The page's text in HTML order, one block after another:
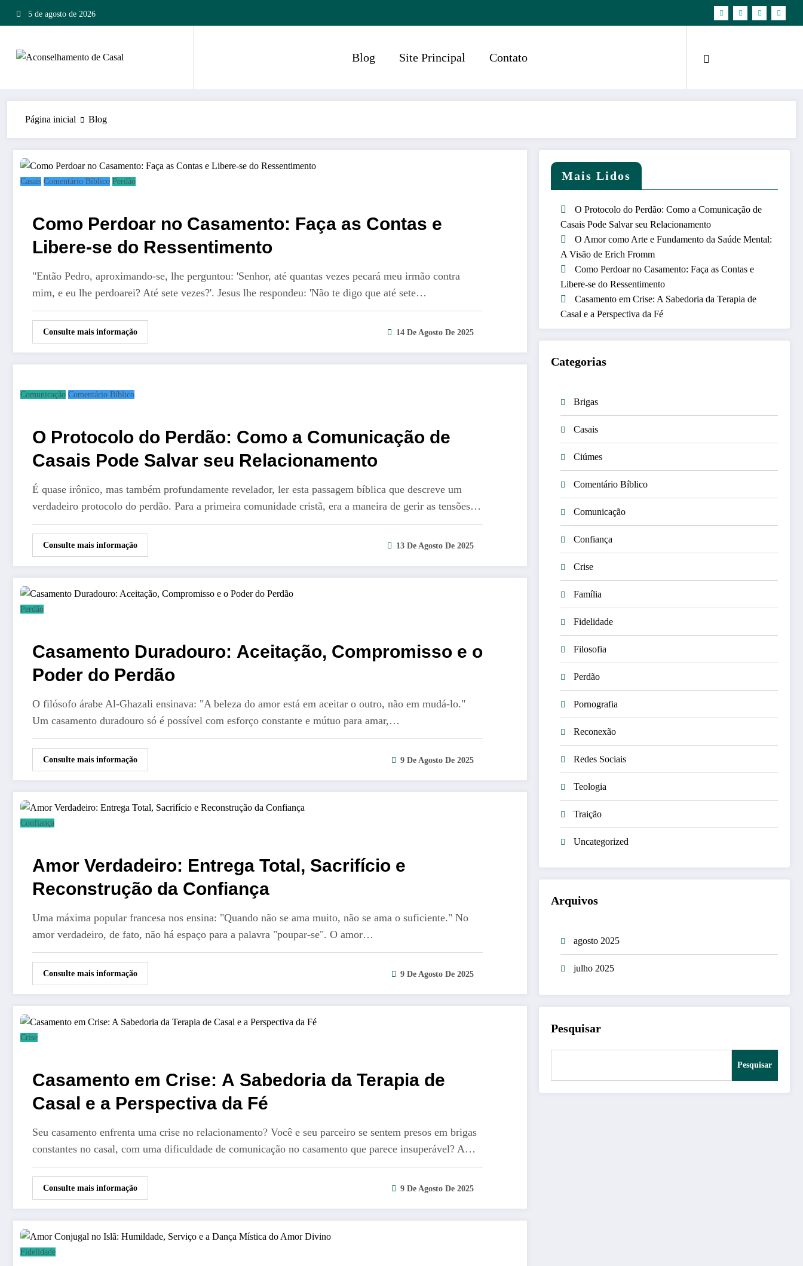
conteúdo
5 de agosto de 2026
Blog Site Principal Contato
Página inicial Blog
Casais Comentário Bíblico Perdão
Como Perdoar no Casamento: Faça as Contas e
Libere-se do Ressentimento
"Então Pedro, aproximando-se, lhe perguntou: 'Senhor, até quantas vezes pecará meu irmão contra
mim, e eu lhe perdoarei? Até sete vezes?'. Jesus lhe respondeu: 'Não te digo que até sete…
Consulte mais informação 14 De Agosto De 2025
Comunicação Comentário Bíblico
O Protocolo do Perdão: Como a Comunicação de
Casais Pode Salvar seu Relacionamento
É quase irônico, mas também profundamente revelador, ler esta passagem bíblica que descreve um
verdadeiro protocolo do perdão. Para a primeira comunidade cristã, era a maneira de gerir as tensões…
Consulte mais informação 13 De Agosto De 2025
Perdão
Casamento Duradouro: Aceitação, Compromisso e o
Poder do Perdão
O filósofo árabe Al-Ghazali ensinava: "A beleza do amor está em aceitar o outro, não em mudá-lo."
Um casamento duradouro só é possível com esforço constante e mútuo para amar,…
Consulte mais informação 9 De Agosto De 2025
Confiança
Amor Verdadeiro: Entrega Total, Sacrifício e
Reconstrução da Confiança
Uma máxima popular francesa nos ensina: "Quando não se ama muito, não se ama o suficiente." No
amor verdadeiro, de fato, não há espaço para a palavra "poupar-se". O amor…
Consulte mais informação 9 De Agosto De 2025
Crise
Casamento em Crise: A Sabedoria da Terapia de
Casal e a Perspectiva da Fé
Seu casamento enfrenta uma crise no relacionamento? Você e seu parceiro se sentem presos em brigas
constantes no casal, com uma dificuldade de comunicação no casamento que parece insuperável? A…
Consulte mais informação 9 De Agosto De 2025
Fidelidade
Mais Lidos
O Protocolo do Perdão: Como a Comunicação de
Casais Pode Salvar seu Relacionamento
O Amor como Arte e Fundamento da Saúde Mental:
A Visão de Erich Fromm
Como Perdoar no Casamento: Faça as Contas e
Libere-se do Ressentimento
Casamento em Crise: A Sabedoria da Terapia de
Casal e a Perspectiva da Fé
Categorias
Brigas
Casais
Ciúmes
Comentário Bíblico
Comunicação
Confiança
Crise
Família
Fidelidade
Filosofia
Perdão
Pornografia
Reconexão
Redes Sociais
Teologia
Traição
Uncategorized
Arquivos
agosto 2025
julho 2025
Pesquisar
Pesquisar